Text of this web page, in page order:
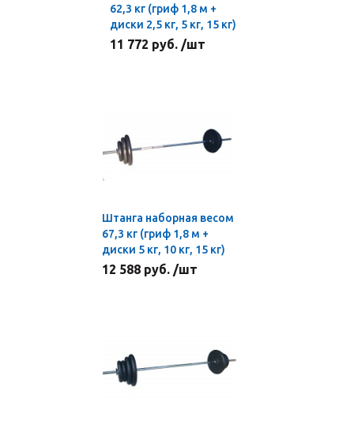
62,3 кг (гриф 1,8 м +
диски 2,5 кг, 5 кг, 15 кг)
11 772 руб. /шт
Штанга наборная весом
67,3 кг (гриф 1,8 м +
диски 5 кг, 10 кг, 15 кг)
12 588 руб. /шт